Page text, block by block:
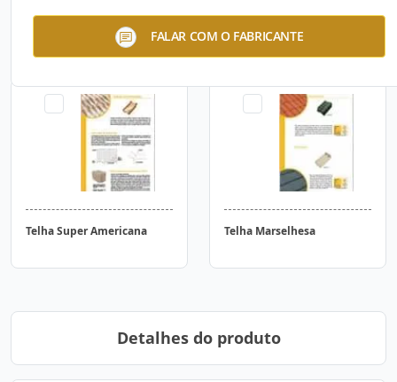
FALAR COM O FABRICANTE
Vogel
Telha Super Americana Telha Marselhesa
Detalhes do produto